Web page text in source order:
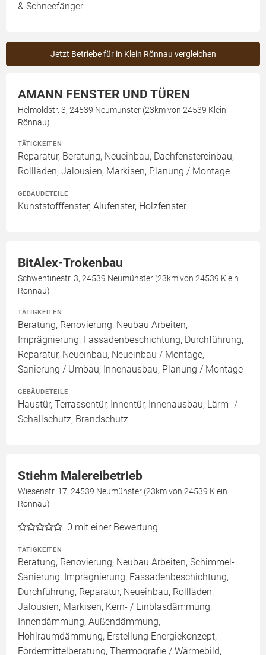
& Schneefänger
Jetzt Betriebe für in Klein Rönnau vergleichen
AMANN FENSTER UND TÜREN
Helmoldstr. 3, 24539 Neumünster (23km von 24539 Klein
Rönnau)
TÄTIGKEITEN
Reparatur, Beratung, Neueinbau, Dachfenstereinbau,
Rollläden, Jalousien, Markisen, Planung / Montage
GEBÄUDETEILE
Kunststofffenster, Alufenster, Holzfenster
BitAlex-Trokenbau
Schwentinestr. 3, 24539 Neumünster (23km von 24539 Klein
Rönnau)
TÄTIGKEITEN
Beratung, Renovierung, Neubau Arbeiten,
Imprägnierung, Fassadenbeschichtung, Durchführung,
Reparatur, Neueinbau, Neueinbau / Montage,
Sanierung / Umbau, Innenausbau, Planung / Montage
GEBÄUDETEILE
Haustür, Terrassentür, Innentür, Innenausbau, Lärm- /
Schallschutz, Brandschutz
Stiehm Malereibetrieb
Wiesenstr. 17, 24539 Neumünster (23km von 24539 Klein
Rönnau)
0 mit einer Bewertung
TÄTIGKEITEN
Beratung, Renovierung, Neubau Arbeiten, Schimmel-
Sanierung, Imprägnierung, Fassadenbeschichtung,
Durchführung, Reparatur, Neueinbau, Rollläden,
Jalousien, Markisen, Kern- / Einblasdämmung,
Innendämmung, Außendämmung,
Hohlraumdämmung, Erstellung Energiekonzept,
Fördermittelberatung, Thermografie / Wärmebild,